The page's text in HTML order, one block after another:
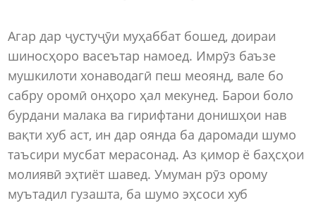
Агар дар ҷустуҷӯи муҳаббат бошед, доираи
шиносҳоро васеътар намоед. Имрӯз баъзе
мушкилоти хонаводагӣ пеш меоянд, вале бо
сабру оромӣ онҳоро ҳал мекунед. Барои боло
бурдани малака ва гирифтани донишҳои нав
вақти хуб аст, ин дар оянда ба даромади шумо
таъсири мусбат мерасонад. Аз қимор ё баҳсҳои
молиявӣ эҳтиёт шавед. Умуман рӯз орому
муътадил гузашта, ба шумо эҳсоси хуб